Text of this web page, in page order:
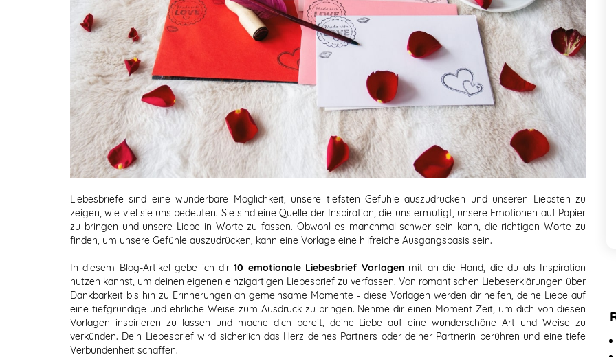
Liebesbriefe sind eine wunderbare Möglichkeit, unsere tiefsten Gefühle auszudrücken und unseren Liebsten zu
zeigen, wie viel sie uns bedeuten. Sie sind eine Quelle der Inspiration, die uns ermutigt, unsere Emotionen auf Papier
zu bringen und unsere Liebe in Worte zu fassen. Obwohl es manchmal schwer sein kann, die richtigen Worte zu
finden, um unsere Gefühle auszudrücken, kann eine Vorlage eine hilfreiche Ausgangsbasis sein.
In diesem Blog-Artikel gebe ich dir10 emotionale Liebesbrief Vorlagenmit an die Hand, die du als Inspiration
nutzen kannst, um deinen eigenen einzigartigen Liebesbrief zu verfassen. Von romantischen Liebeserklärungen über
Dankbarkeit bis hin zu Erinnerungen an gemeinsame Momente - diese Vorlagen werden dir helfen, deine Liebe auf
eine tiefgründige und ehrliche Weise zum Ausdruck zu bringen. Nehme dir einen Moment Zeit, um dich von diesen
Vorlagen inspirieren zu lassen und mache dich bereit, deine Liebe auf eine wunderschöne Art und Weise zu
verkünden. Dein Liebesbrief wird sicherlich das Herz deines Partners oder deiner Partnerin berühren und eine tiefe
Verbundenheit schaffen.